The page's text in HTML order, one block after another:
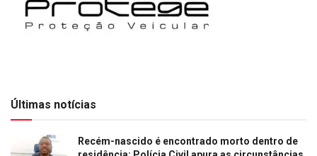
Últimas notícias
Recém-nascido é encontrado morto dentro de